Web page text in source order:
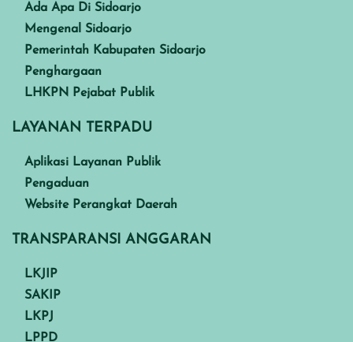
Ada Apa Di Sidoarjo
Mengenal Sidoarjo
Pemerintah Kabupaten Sidoarjo
Penghargaan
LHKPN Pejabat Publik
LAYANAN TERPADU
Aplikasi Layanan Publik
Pengaduan
Website Perangkat Daerah
TRANSPARANSI ANGGARAN
LKJIP
SAKIP
LKPJ
LPPD